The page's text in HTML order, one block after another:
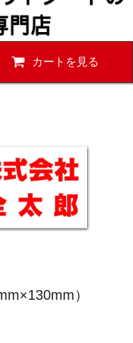
カートを見る
）